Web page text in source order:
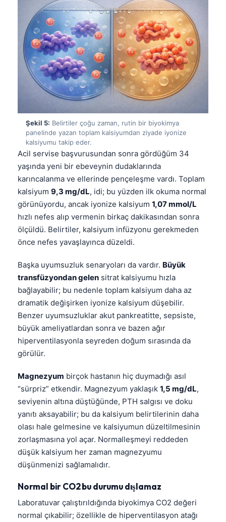
Şekil 5: Belirtiler çoğu zaman, rutin bir biyokimya
panelinde yazan toplam kalsiyumdan ziyade iyonize
kalsiyumu takip eder.
Acil servise başvurusundan sonra gördüğüm 34
yaşında yeni bir ebeveynin dudaklarında
karıncalanma ve ellerinde pençeleşme vardı. Toplam
kalsiyum 9,3 mg/dL, idi; bu yüzden ilk okuma normal
görünüyordu, ancak iyonize kalsiyum 1,07 mmol/L
hızlı nefes alıp vermenin birkaç dakikasından sonra
ölçüldü. Belirtiler, kalsiyum infüzyonu gerekmeden
önce nefes yavaşlayınca düzeldi.
Başka uyumsuzluk senaryoları da vardır. Büyük
transfüzyondan gelen sitrat kalsiyumu hızla
bağlayabilir; bu nedenle toplam kalsiyum daha az
dramatik değişirken iyonize kalsiyum düşebilir.
Benzer uyumsuzluklar akut pankreatitte, sepsiste,
büyük ameliyatlardan sonra ve bazen ağır
hiperventilasyonla seyreden doğum sırasında da
görülür.
Magnezyum birçok hastanın hiç duymadığı asıl
“sürpriz” etkendir. Magnezyum yaklaşık 1,5 mg/dL,
seviyenin altına düştüğünde, PTH salgısı ve doku
yanıtı aksayabilir; bu da kalsiyum belirtilerinin daha
olası hale gelmesine ve kalsiyumun düzeltilmesinin
zorlaşmasına yol açar. Normalleşmeyi reddeden
düşük kalsiyum her zaman magnezyumu
düşünmenizi sağlamalıdır.
Normal bir CO2 bu durumu dışlamaz
Laboratuvar çalıştırıldığında biyokimya CO2 değeri
normal çıkabilir; özellikle de hiperventilasyon atağı
Татар теле
Frysk
Ślōnskŏ gŏdka
Norsk bokmål